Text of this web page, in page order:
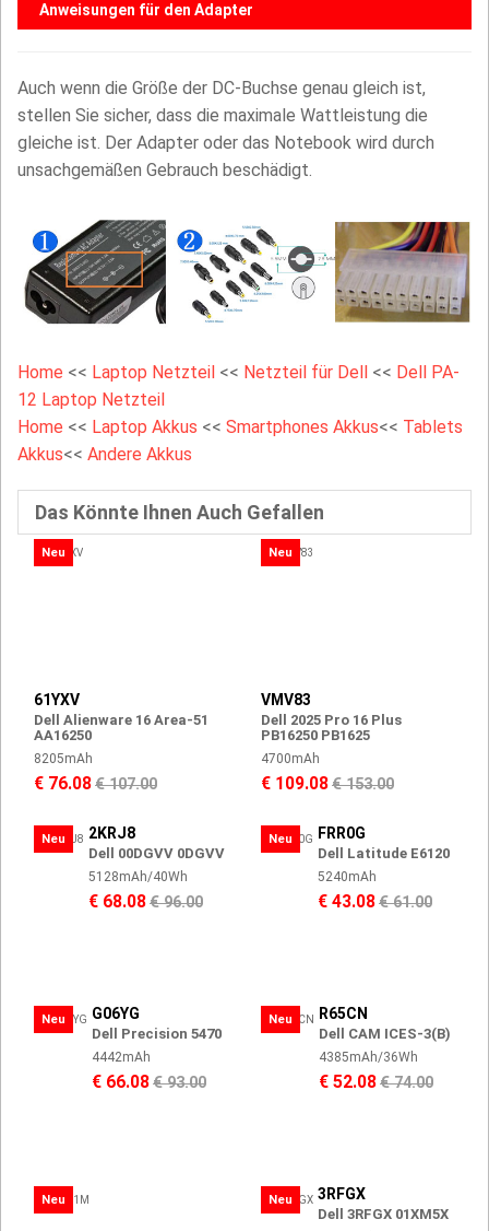
Anweisungen für den Adapter
Auch wenn die Größe der DC-Buchse genau gleich ist,
stellen Sie sicher, dass die maximale Wattleistung die
gleiche ist. Der Adapter oder das Notebook wird durch
unsachgemäßen Gebrauch beschädigt.
Home << Laptop Netzteil << Netzteil für Dell << Dell PA-
12 Laptop Netzteil
Home << Laptop Akkus << Smartphones Akkus<< Tablets
Akkus<< Andere Akkus
Das Könnte Ihnen Auch Gefallen
Neu
61YXV
Dell Alienware 16 Area-51
AA16250
8205mAh
€ 76.08€ 107.00
Neu
VMV83
Dell 2025 Pro 16 Plus
PB16250 PB1625
4700mAh
€ 109.08€ 153.00
Neu 2KRJ8
Dell 00DGVV 0DGVV
5128mAh/40Wh
€ 68.08€ 96.00
Neu FRR0G
Dell Latitude E6120
5240mAh
€ 43.08€ 61.00
Neu G06YG
Dell Precision 5470
4442mAh
€ 66.08€ 93.00
Neu R65CN
Dell CAM ICES-3(B)
4385mAh/36Wh
€ 52.08€ 74.00
Neu Neu 3RFGX
Dell 3RFGX 01XM5X